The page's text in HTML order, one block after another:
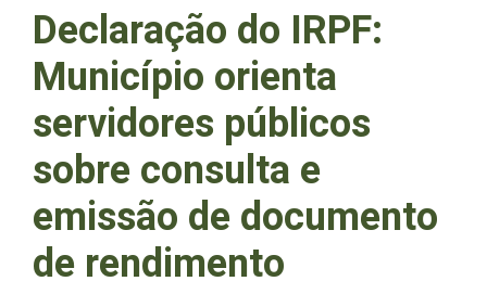
Declaração do IRPF:
Município orienta
servidores públicos
sobre consulta e
emissão de documento
de rendimento